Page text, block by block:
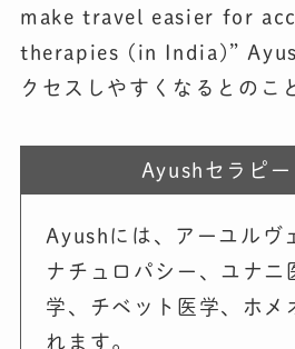
make travel easier for
therapies (in India)”
クセスしやすくなるとのこ
Ayushセラピー
Ayushには、アーユルヴ
ナチュロパシー、ユナニ
学、チベット医学、ホメ
れます。